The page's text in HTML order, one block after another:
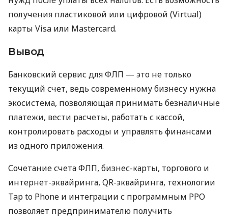
получения пластиковой или цифровой (Virtual)
карты Visa или Mastercard.
Вывод
Банковский сервис для ФЛП — это не только
текущий счет, ведь современному бизнесу нужна
экосистема, позволяющая принимать безналичные
платежи, вести расчеты, работать с кассой,
контролировать расходы и управлять финансами
из одного приложения.
Сочетание счета ФЛП, бизнес-карты, торгового и
интернет-эквайринга, QR-эквайринга, технологии
Tap to Phone и интеграции с программным РРО
позволяет предпринимателю получить